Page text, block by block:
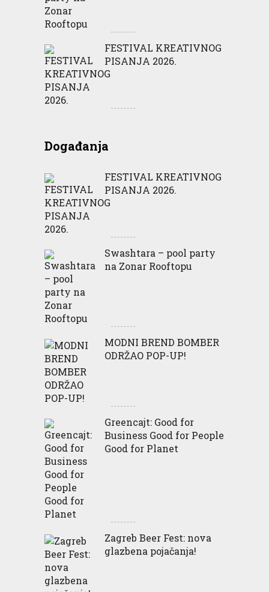
FESTIVAL KREATIVNOG
PISANJA 2026.
Događanja
FESTIVAL KREATIVNOG
PISANJA 2026.
Swashtara – pool party
na Zonar Rooftopu
MODNI BREND BOMBER
ODRŽAO POP-UP!
Greencajt: Good for
Business Good for People
Good for Planet
Zagreb Beer Fest: nova
glazbena pojačanja!